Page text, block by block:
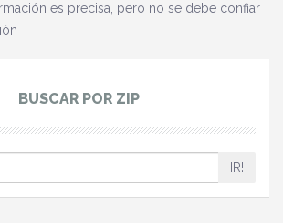
es precisa, pero no se debe confiar
BUSCAR POR ZIP
IR!